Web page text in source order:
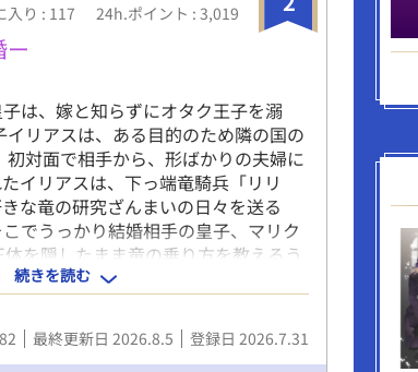
入り : 117 24h.ポイント : 3,019
は、嫁と知らずにオタク王子を溺
リアスは、ある目的のため隣の国の
初対面で相手から、形ばかりの夫婦に
イリアスは、下っ端竜騎兵「リリ
な竜の研究ざんまいの日々を送る
でうっかり結婚相手の皇子、マリク
を隠したまま竜の乗り方を教えるう
も知らず、「リリヤ」に執着しはじ
も夫婦になっていく二人のコメディ
ー。 ハッピーエンド&完結保証で
性妊娠可能表現（オメガバース ではな
続きを読む
最終更新日 2026.8.5 登録日 2026.7.31